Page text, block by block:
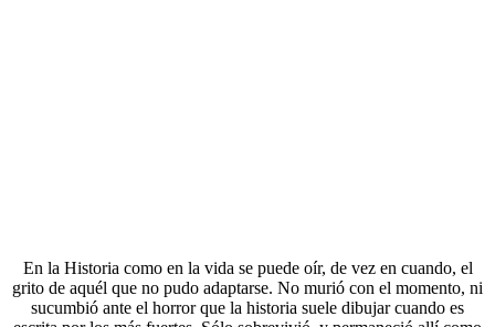
En la Historia como en la vida se puede oír, de vez en cuando, el
grito de aquél que no pudo adaptarse. No murió con el momento, ni
sucumbió ante el horror que la historia suele dibujar cuando es